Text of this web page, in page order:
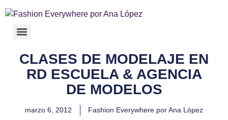
CLASES DE MODELAJE EN
RD ESCUELA & AGENCIA
DE MODELOS
marzo 6, 2012 Fashion Everywhere por Ana López